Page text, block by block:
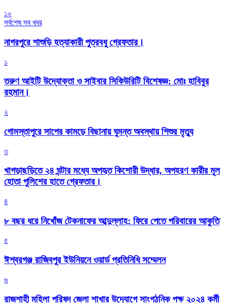
১০
সর্বশেষ সব খবর
নাগরপুরে শাশুড়ি হত্যাকারী পুত্রবধু গ্রেফতার।
১
তরুণ আইটি উদ্যোক্তা ও সাইবার সিকিউরিটি বিশেষজ্ঞ: মোঃ হাবিবুর
রহমান।
২
গোমস্তাপুরে সাপের কামড়ে বিছানায় ঘুমন্ত অবস্থায় শিশুর মৃত্যু
৩
খাগড়াছড়িতে ২৪ ঘন্টার মধ্যে অপহৃত কিশোরী উদ্ধার, অপহরণ কারীর মূল
হোতা পুলিশের হাতে গ্রেফতার।
৪
৮ বছর ধরে নিখোঁজ টেকনাফের আব্দুল্লাহ: ফিরে পেতে পরিবারের আকুতি
৫
ঈশ্বরগঞ্জ রাজিবপুর ইউনিয়নে ওয়ার্ড প্রতিনিধি সম্মেলন
৬
রাজশাহী মহিলা পরিষদ জেলা শাখার উদ্যোগে সাংগঠনিক পক্ষ ২০২৪ কর্মী